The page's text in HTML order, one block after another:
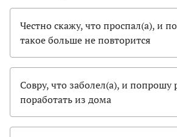
Честно скажу, что проспал(а), и
такое больше не повторится
Совру, что заболел(а), и попрошу
поработать из дома